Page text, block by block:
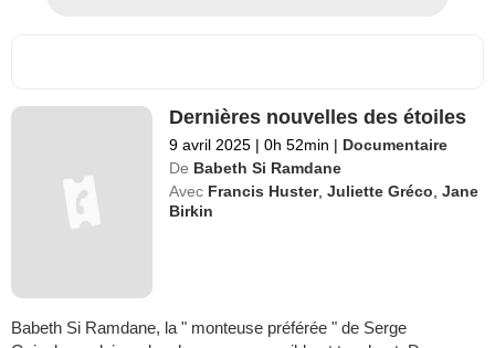
Dernières nouvelles des étoiles
9 avril 2025 | 0h 52min | Documentaire
De Babeth Si Ramdane
Avec Francis Huster,Juliette Gréco,Jane
Birkin
Babeth Si Ramdane, la " monteuse préférée " de Serge